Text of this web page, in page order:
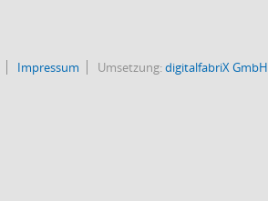
Impressum Umsetzung:digitalfabriX GmbH